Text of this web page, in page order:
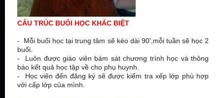
CẤU TRÚC BUỔI HỌC KHÁC BIỆT
- Mỗi buổi học tại trung tâm sẽ kéo dài 90',mỗi tuần sẽ học 2
buổi.
- Luôn được giáo viên bám sát chương trình học và thông
báo kết quả học tập về cho phụ huynh.
- Học viên đến đăng ký sẽ được kiểm tra xếp lớp phù hợp
với cấp lớp của mình.